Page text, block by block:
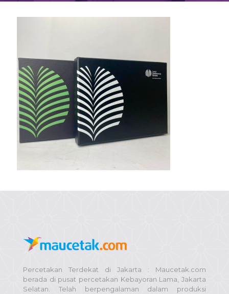
Percetakan Terdekat di Jakarta : Maucetak.com
berada di pusat percetakan Kebayoran Lama, Jakarta
Selatan. Telah berpengalaman dalam produksi